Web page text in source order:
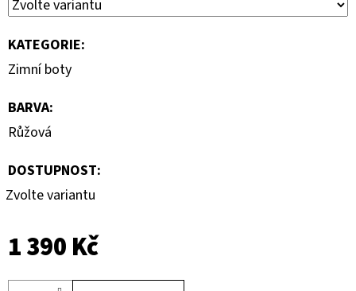
KATEGORIE:
Zimní boty
BARVA:
Růžová
DOSTUPNOST:
Zvolte variantu
1 390 Kč